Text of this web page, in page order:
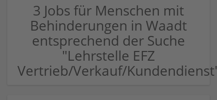
3 Jobs für Menschen mit
Behinderungen in Waadt
entsprechend der Suche
"Lehrstelle EFZ
Vertrieb/Verkauf/